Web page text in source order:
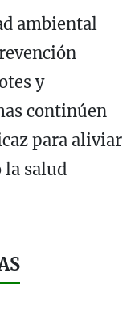
ambiental
y
continúen
para aliviar
la salud